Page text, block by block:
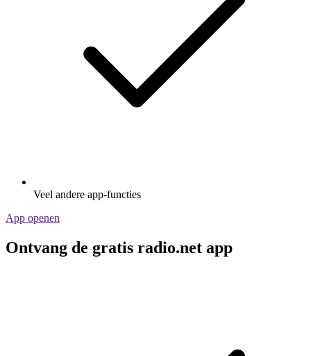
Veel andere app-functies
App openen
Ontvang de gratis radio.net app